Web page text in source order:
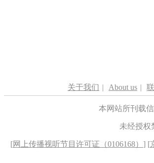
关于我们 | About us |
本网站所刊载
未经授权
[网上传播视听节目许可证（0106168） ] [